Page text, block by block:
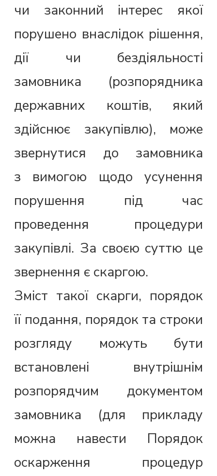
чи законний інтерес якої
порушено внаслідок рішення,
дії чи бездіяльності
замовника (розпорядника
державних коштів, який
здійснює закупівлю), може
звернутися до замовника
з вимогою щодо усунення
порушення під час
проведення процедури
закупівлі. За своєю суттю це
звернення є скаргою.
Зміст такої скарги, порядок
її подання, порядок та строки
розгляду можуть бути
встановлені внутрішнім
розпорядчим документом
замовника (для прикладу
можна навести Порядок
оскарження процедур